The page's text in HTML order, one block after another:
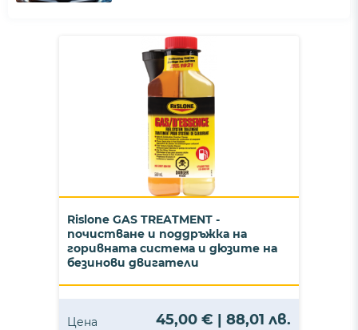
Rislone GAS TREATMENT -
почистване и поддръжка на
горивната система и дюзите на
безинови двигатели
Цена 45,00 € | 88,01 лв.